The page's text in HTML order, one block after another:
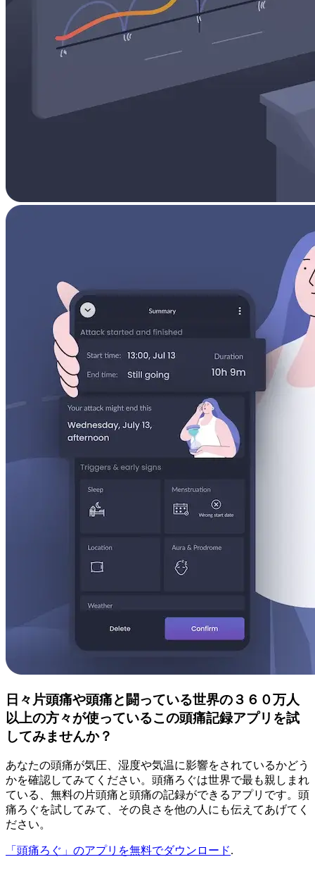
日々片頭痛や頭痛と闘っている世界の３６０万人
以上の方々が使っているこの頭痛記録アプリを試
してみませんか？
あなたの頭痛が気圧、湿度や気温に影響をされているかどう
かを確認してみてください。頭痛ろぐは世界で最も親しまれ
ている、無料の片頭痛と頭痛の記録ができるアプリです。頭
痛ろぐを試してみて、その良さを他の人にも伝えてあげてく
ださい。
「頭痛ろぐ」のアプリを無料でダウンロード.